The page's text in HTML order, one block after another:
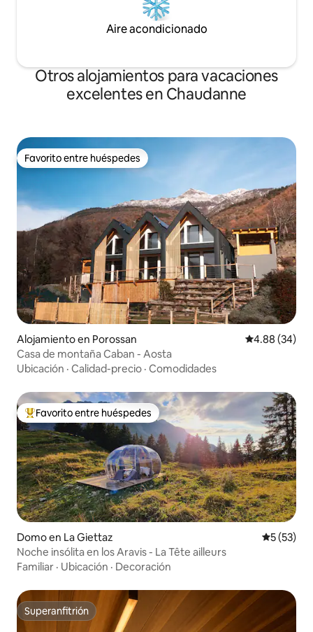
Aire acondicionado
Otros alojamientos para vacaciones
excelentes en Chaudanne
Favorito entre huéspedes
Favorito entre huéspedes
Alojamiento en Porossan Calificación
4.88 (34)
Casa de montaña Caban - Aosta
Ubicación · Calidad-precio · Comodidades
Favorito entre huéspedes preferido
Favorito entre huéspedes
Domo en La Giettaz
5 (53)
Noche insólita en los Aravis - La Tête ailleurs
Familiar · Ubicación · Decoración
Superanfitrión
Superanfitrión